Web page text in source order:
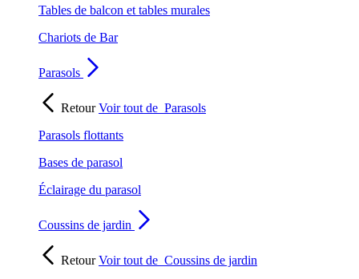
Tables de balcon et tables murales
Chariots de Bar
Parasols
RetourVoir tout de Parasols
Parasols flottants
Bases de parasol
Éclairage du parasol
Coussins de jardin
RetourVoir tout de Coussins de jardin